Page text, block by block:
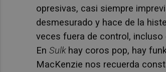
opresivas, casi siempre
desmesurado y hace de la
veces fuera de control,
En Sulk hay coros pop, hay
MacKenzie nos recuerda